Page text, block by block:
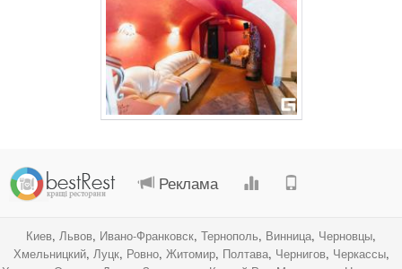
Реклама
Киев, Львов, Ивано-Франковск, Тернополь, Винница, Черновцы,
Хмельницкий, Луцк, Ровно, Житомир, Полтава, Чернигов, Черкассы,